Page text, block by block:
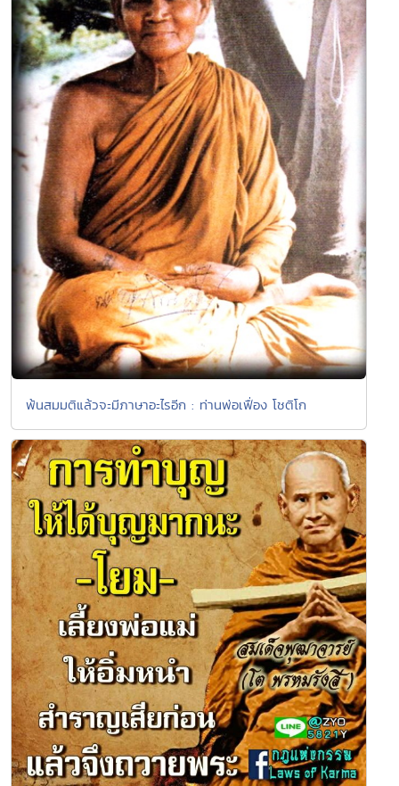
พ้นสมมติแล้วจะมีภาษาอะไรอีก : ท่านพ่อเฟื่อง โชติโก